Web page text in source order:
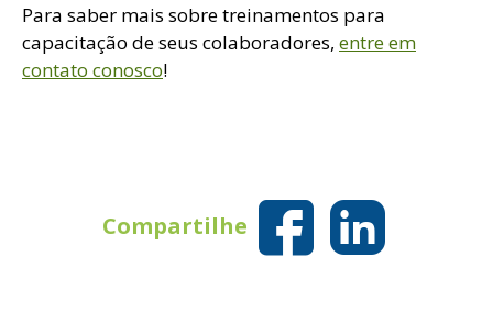
Para saber mais sobre treinamentos para
capacitação de seus colaboradores, entre em
contato conosco!
Compartilhe